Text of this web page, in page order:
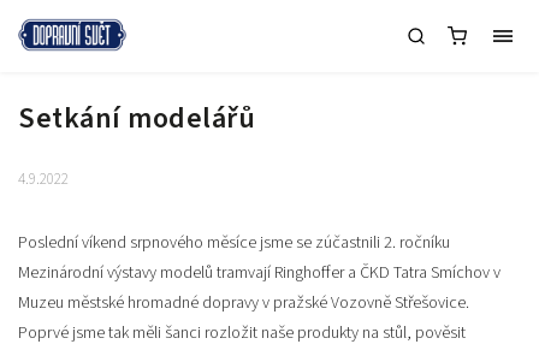
Setkání modelářů
4.9.2022
Poslední víkend srpnového měsíce jsme se zúčastnili 2. ročníku
Mezinárodní výstavy modelů tramvají Ringhoffer a ČKD Tatra Smíchov v
Muzeu městské hromadné dopravy v pražské Vozovně Střešovice.
Poprvé jsme tak měli šanci rozložit naše produkty na stůl, pověsit